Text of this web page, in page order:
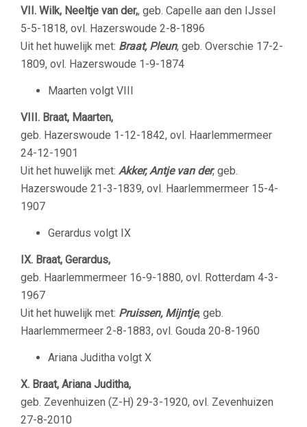
VII. Wilk, Neeltje van der,, geb. Capelle aan den IJssel
5-5-1818, ovl. Hazerswoude 2-8-1896
Uit het huwelijk met: Braat, Pleun, geb. Overschie 17-2-
1809, ovl. Hazerswoude 1-9-1874
Maarten volgt VIII
VIII. Braat, Maarten,
geb. Hazerswoude 1-12-1842, ovl. Haarlemmermeer
24-12-1901
Uit het huwelijk met: Akker, Antje van der, geb.
Hazerswoude 21-3-1839, ovl. Haarlemmermeer 15-4-
1907
Gerardus volgt IX
IX. Braat, Gerardus,
geb. Haarlemmermeer 16-9-1880, ovl. Rotterdam 4-3-
1967
Uit het huwelijk met: Pruissen, Mijntje, geb.
Haarlemmermeer 2-8-1883, ovl. Gouda 20-8-1960
Ariana Juditha volgt X
X. Braat, Ariana Juditha,
geb. Zevenhuizen (Z-H) 29-3-1920, ovl. Zevenhuizen
27-8-2010